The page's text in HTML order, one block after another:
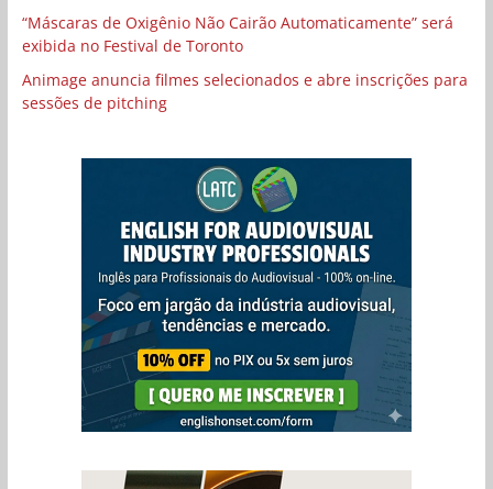
“Máscaras de Oxigênio Não Cairão Automaticamente” será
exibida no Festival de Toronto
Animage anuncia filmes selecionados e abre inscrições para
sessões de pitching